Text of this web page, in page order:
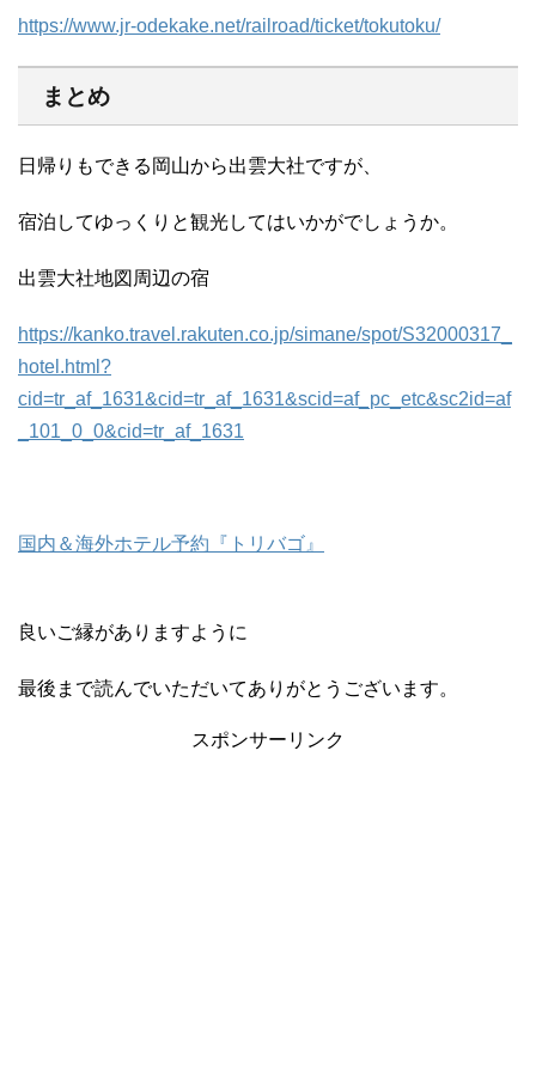
https://www.jr-odekake.net/railroad/ticket/tokutoku/
まとめ
日帰りもできる岡山から出雲大社ですが、
宿泊してゆっくりと観光してはいかがでしょうか。
出雲大社地図周辺の宿
https://kanko.travel.rakuten.co.jp/simane/spot/S32000317_
hotel.html?
cid=tr_af_1631&cid=tr_af_1631&scid=af_pc_etc&sc2id=af
_101_0_0&cid=tr_af_1631
国内＆海外ホテル予約『トリバゴ』
良いご縁がありますように
最後まで読んでいただいてありがとうございます。
スポンサーリンク